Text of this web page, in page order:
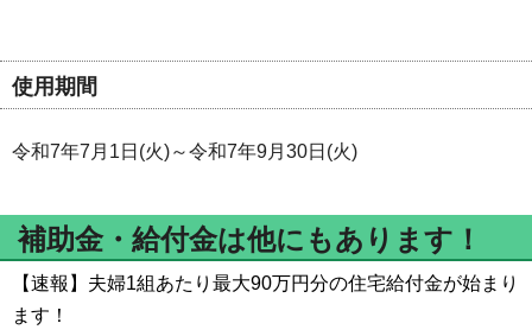
使用期間
令和7年7月1日(火)～令和7年9月30日(火)
補助金・給付金は他にもあります！
【速報】夫婦1組あたり最大90万円分の住宅給付金が始まり
ます！